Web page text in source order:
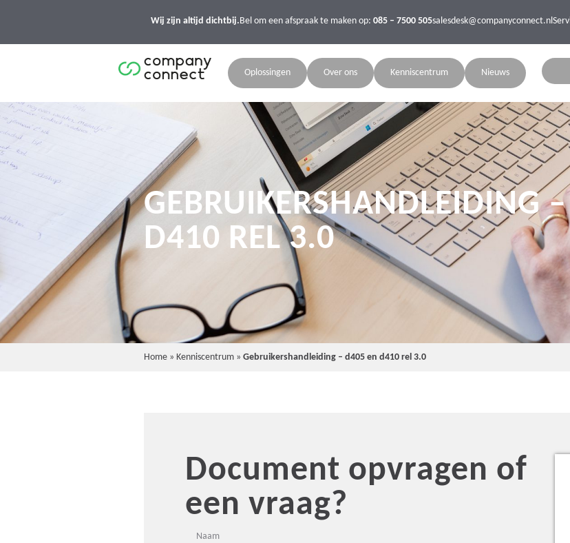
Wij zijn altijd dichtbij.Bel om een afspraak te maken op: 085 – 7500 505salesdesk@companyconnect.nl
Oplossingen Over ons Kenniscentrum Nieuws
GEBRUIKERSHANDLEIDING
D410 REL 3.0
Home» Kenniscentrum» Gebruikershandleiding – d405 en d410 rel 3.0
Document opvragen of
een vraag?